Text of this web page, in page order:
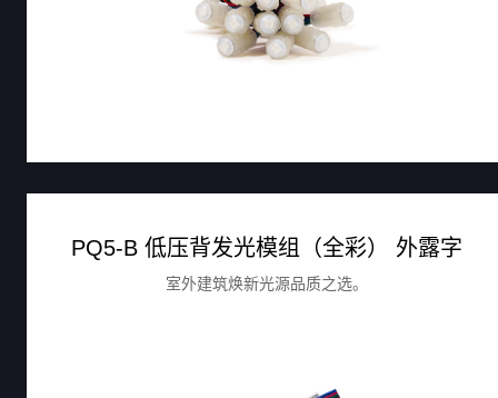
PQ5-B 低压背发光模组（全彩） 外露字
室外建筑焕新光源品质之选。